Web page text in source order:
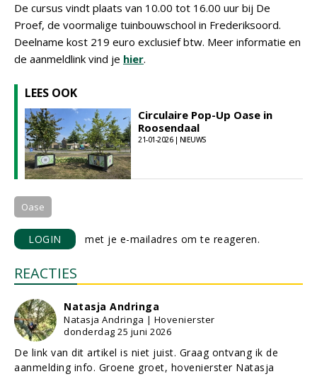
De cursus vindt plaats van 10.00 tot 16.00 uur bij De
Proef, de voormalige tuinbouwschool in Frederiksoord.
Deelname kost 219 euro exclusief btw. Meer informatie en
de aanmeldlink vind je hier.
LEES OOK
Circulaire Pop-Up Oase in
Roosendaal
21-01-2026 | NIEUWS
Oase
LOGIN met je e-mailadres om te reageren.
REACTIES
Natasja Andringa
Natasja Andringa | Hovenierster
donderdag 25 juni 2026
De link van dit artikel is niet juist. Graag ontvang ik de
aanmelding info. Groene groet, hovenierster Natasja